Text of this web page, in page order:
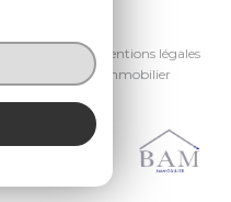
Immobilier
Mentions légales
de B.A.M Immobilier